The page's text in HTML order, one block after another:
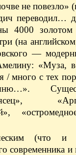
не повезло»
переводил…
4000 золотом
(на
—
«Муза,
/ много с тех
(что и
современника и